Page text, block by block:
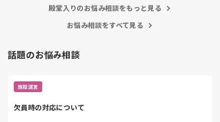
まり、精神がやられた結果辞めて行きます。
治体や他職種にも拡大して、介護職に取っても働きやすい職場
殿堂入りのお悩み相談をもっと見る
お悩み相談をすべて見る
話題のお悩み相談
施設運営
欠員時の対応について